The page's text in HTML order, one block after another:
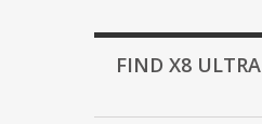
FIND X8 ULTRA